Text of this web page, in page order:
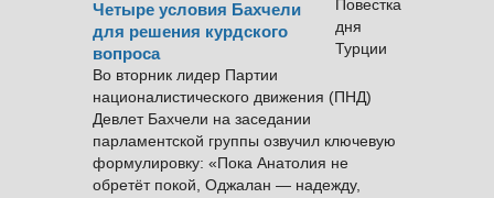
Четыре условия Бахчели
для решения курдского
вопроса
Во вторник лидер Партии
националистического движения (ПНД)
Девлет Бахчели на заседании
парламентской группы озвучил ключевую
формулировку: «Пока Анатолия не
обретёт покой, Оджалан — надежду,